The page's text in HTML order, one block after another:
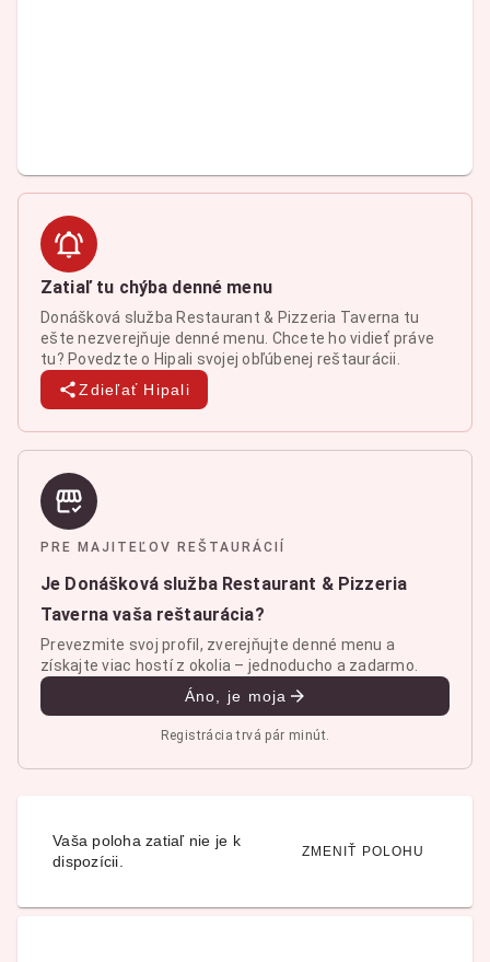
Zatiaľ tu chýba denné menu
Donášková služba Restaurant & Pizzeria Taverna tu
ešte nezverejňuje denné menu. Chcete ho vidieť práve
tu? Povedzte o Hipali svojej obľúbenej reštaurácii.
Zdieľať Hipali
PRE MAJITEĽOV REŠTAURÁCIÍ
Je Donášková služba Restaurant & Pizzeria
Taverna vaša reštaurácia?
Prevezmite svoj profil, zverejňujte denné menu a
získajte viac hostí z okolia – jednoducho a zadarmo.
Áno, je moja
Registrácia trvá pár minút.
Vaša poloha zatiaľ nie je k
dispozícii.
ZMENIŤ POLOHU